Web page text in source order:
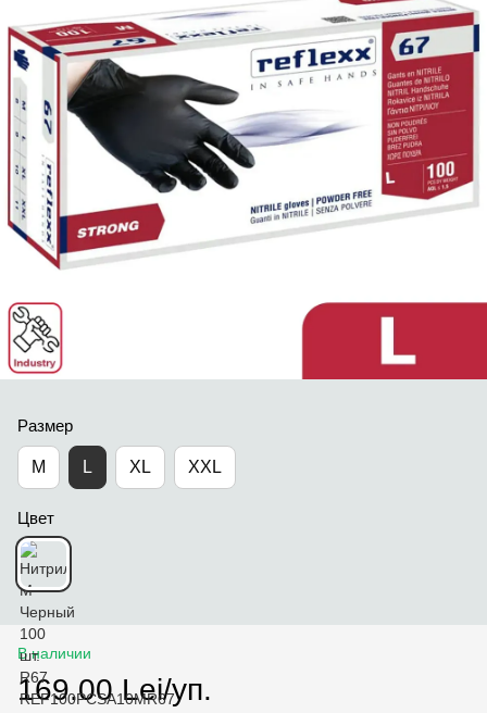
Размер
M L XL XXL
Цвет
В наличии
169.00 Lei/уп.